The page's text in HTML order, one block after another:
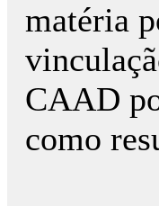
matéria
CAAD
como